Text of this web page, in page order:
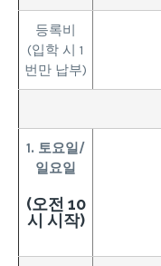
등록비
(입학 시 1
번만 납부)
1. 토요일/
일요일
(오전 10
시 시작)